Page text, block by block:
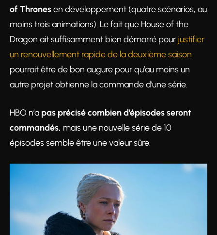
of Thronesen développement (quatre scénarios, au
moins trois animations). Le fait que House of the
Dragon ait suffisamment bien démarré pour justifier
un renouvellement rapide de la deuxième saison
pourrait être de bon augure pour qu’au moins un
autre projet obtienne la commande d’une série.
HBO n’a pas précisé combien d’épisodes seront
commandés, mais une nouvelle série de 10
épisodes semble être une valeur sûre.